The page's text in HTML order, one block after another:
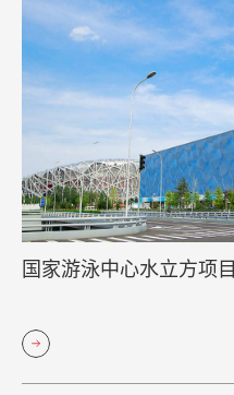
国家游泳中心水立方项目